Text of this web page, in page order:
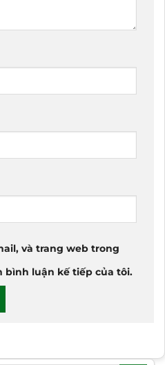
và trang web trong
bình luận kế tiếp của tôi.